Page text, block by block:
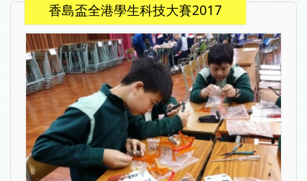
香島盃全港學生科技大賽2017